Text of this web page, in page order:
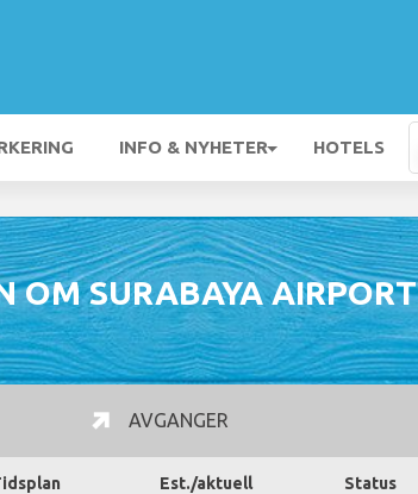
INFO & NYHETER HOTELS
OM SURABAYA AIRPORT
AVGANGER
Est./aktuell Status